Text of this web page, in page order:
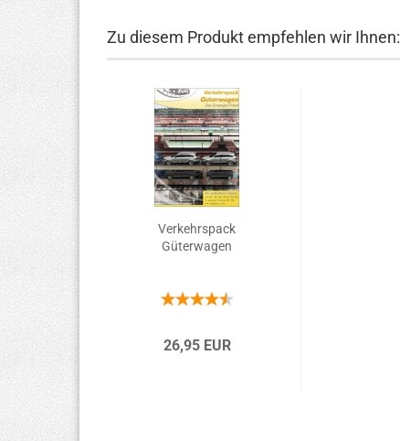
Zu diesem Produkt empfehlen wir Ihnen:
Verkehrspack
Güterwagen
26,95 EUR